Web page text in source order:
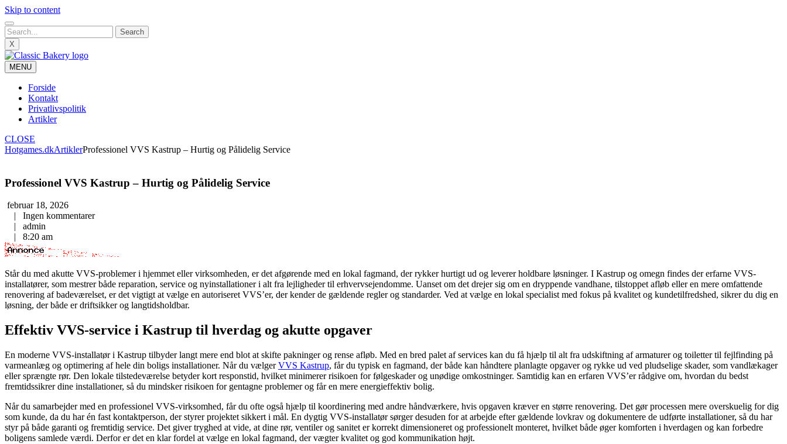
Skip to content
X
MENU
Forside
Kontakt
Privatlivspolitik
Artikler
CLOSE
Hotgames.dkArtiklerProfessionel VVS Kastrup – Hurtig og Pålidelig Service
Professionel VVS Kastrup – Hurtig og Pålidelig Service
februar 18, 2026
|
Ingen kommentarer
|
admin
|
8:20 am
Står du med akutte VVS-problemer i hjemmet eller virksomheden, er det afgørende med en lokal fagmand, der rykker hurtigt ud og leverer holdbare løsninger. I Kastrup og omegn findes der erfarne VVS-
installatører, som mestrer både reparation, service og nyinstallationer i alt fra lejligheder til erhvervsejendomme. Uanset om det drejer sig om en dryppende vandhane, tilstoppet afløb eller en mere omfattende
renovering af badeværelset, er det vigtigt at vælge en autoriseret VVS’er, der kender de gældende regler og standarder. Ved at vælge en lokal specialist med fokus på kvalitet og kundetilfredshed, sikrer du dig en
løsning, der både er driftsikker og langtidsholdbar.
Effektiv VVS-service i Kastrup til hverdag og akutte opgaver
En moderne VVS-installatør i Kastrup tilbyder langt mere end blot at skifte pakninger og rense afløb. Med en bred palet af services kan du få hjælp til alt fra udskiftning af armaturer og toiletter til fejlfinding på
varmeanlæg og optimering af hele din boligs installationer. Når du vælgerVVS Kastrup, får du typisk en fagmand, der både kan håndtere planlagte opgaver og rykke ud ved pludselige skader, som vandlækager
eller sprængte rør. Den lokale tilstedeværelse betyder kort responstid, hvilket minimerer risikoen for følgeskader og unødige omkostninger. Samtidig kan en erfaren VVS’er rådgive om, hvordan du bedst
fremtidssikrer dine installationer, så du mindsker risikoen for gentagne problemer og får en mere energieffektiv bolig.
Når du samarbejder med en professionel VVS-virksomhed, får du ofte også hjælp til koordinering med andre håndværkere, hvis opgaven kræver en større renovering. Det gør processen mere overskuelig for dig
som kunde, da du har én fast kontaktperson, der styrer projektet sikkert i mål. En dygtig VVS-installatør sørger desuden for at arbejde efter gældende lovkrav og dokumentere de udførte installationer, så du har
styr på både garanti og fremtidig service. Det giver tryghed at vide, at dine rør, ventiler og sanitet er korrekt dimensioneret og professionelt monteret, hvilket både øger komforten i hverdagen og kan forbedre
boligens samlede værdi. Derfor er det en klar fordel at vælge en lokal fagmand, der vægter kvalitet og god kommunikation højt.